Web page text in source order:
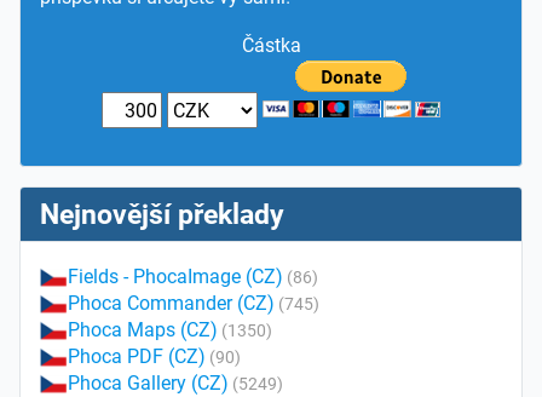
Částka
Nejnovější překlady
Fields - PhocaImage (CZ) (86)
Phoca Commander (CZ) (745)
Phoca Maps (CZ) (1350)
Phoca PDF (CZ) (90)
Phoca Gallery (CZ) (5249)